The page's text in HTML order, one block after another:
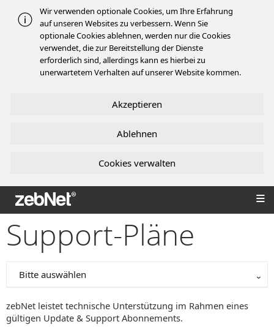
Wir verwenden optionale Cookies, um Ihre Erfahrung
auf unseren Websites zu verbessern. Wenn Sie
optionale Cookies ablehnen, werden nur die Cookies
verwendet, die zur Bereitstellung der Dienste
erforderlich sind, allerdings kann es hierbei zu
unerwartetem Verhalten auf unserer Website kommen.
Akzeptieren
Ablehnen
Cookies verwalten
zebNet®
Support-Pläne
Bitte auswählen
zebNet leistet technische Unterstützung im Rahmen eines
gültigen Update & Support Abonnements.